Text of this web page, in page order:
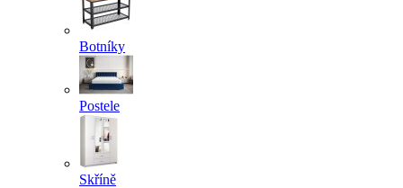
Botníky
Postele
Skříně